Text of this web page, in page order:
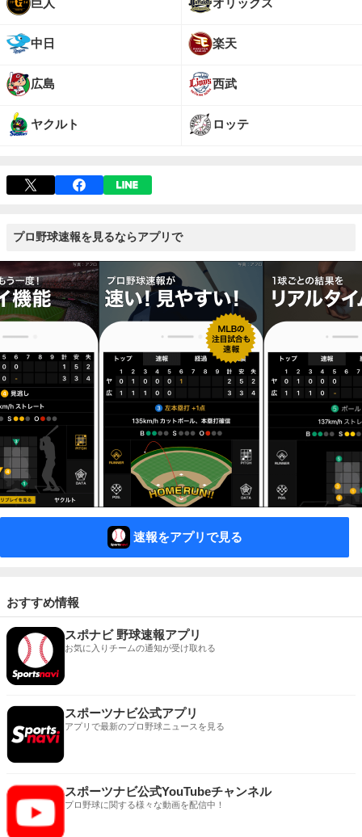
中日
広島
ヤクルト
楽天
西武
ロッテ
プロ野球速報を見るならアプリで
速報をアプリで見る
おすすめ情報
スポナビ 野球速報アプリ
お気に入りチームの通知が受け取れる
スポーツナビ公式アプリ
アプリで最新のプロ野球ニュースを見る
スポーツナビ公式YouTubeチャンネル
プロ野球に関する様々な動画を配信中！